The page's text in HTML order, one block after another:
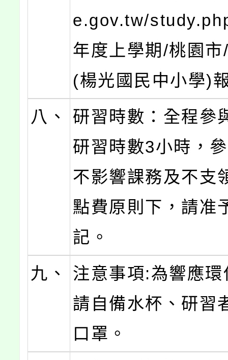
e.gov.tw/
年度上學期/桃園
(楊光國民中小學)
八、
研習時數：全程參
研習時數3小時，
不影響課務及不支
點費原則下，請准
記。
九、
注意事項:為響應
請自備水杯、研習
口罩。